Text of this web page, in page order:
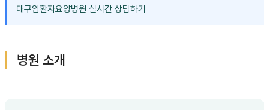
대구암환자요양병원 실시간 상담하기
병원 소개